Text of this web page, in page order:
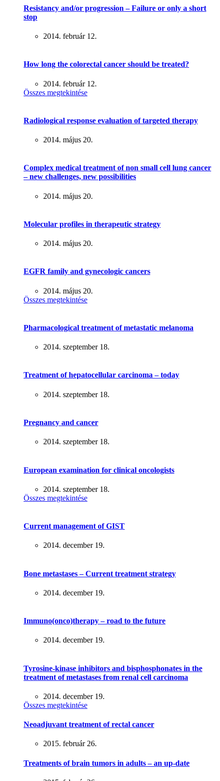
Resistancy and/or progression – Failure or only a short
stop
2014. február 12.
How long the colorectal cancer should be treated?
2014. február 12.
Összes megtekintése
Radiological response evaluation of targeted therapy
2014. május 20.
Complex medical treatment of non small cell lung cancer
– new challenges, new possibilities
2014. május 20.
Molecular profiles in therapeutic strategy
2014. május 20.
EGFR family and gynecologic cancers
2014. május 20.
Összes megtekintése
Pharmacological treatment of metastatic melanoma
2014. szeptember 18.
Treatment of hepatocellular carcinoma – today
2014. szeptember 18.
Pregnancy and cancer
2014. szeptember 18.
European examination for clinical oncologists
2014. szeptember 18.
Összes megtekintése
Current management of GIST
2014. december 19.
Bone metastases – Current treatment strategy
2014. december 19.
Immuno(onco)therapy – road to the future
2014. december 19.
Tyrosine-kinase inhibitors and bisphosphonates in the
treatment of metastases from renal cell carcinoma
2014. december 19.
Összes megtekintése
Neoadjuvant treatment of rectal cancer
2015. február 26.
Treatments of brain tumors in adults – an up-date